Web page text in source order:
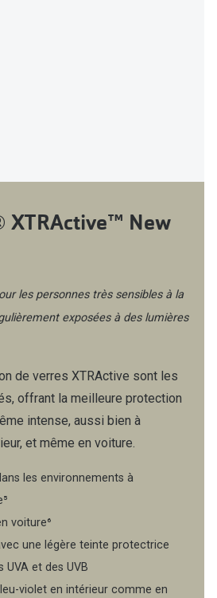
XTRActive™ New
les personnes très sensibles à la
exposées à des lumières
de verres XTRActive sont les
offrant la meilleure protection
intense, aussi bien à
et même en voiture.​
les environnements à
voiture⁶
une légère teinte protectrice
UVA et des UVB
violet en intérieur comme en